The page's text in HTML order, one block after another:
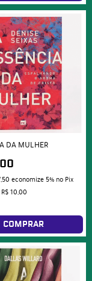
DA MULHER
economize 5% no Pix
R$ 10,00
COMPRAR